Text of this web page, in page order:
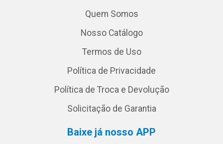
Quem Somos
Nosso Catálogo
Termos de Uso
Política de Privacidade
Política de Troca e Devolução
Solicitação de Garantia
Baixe já nosso APP